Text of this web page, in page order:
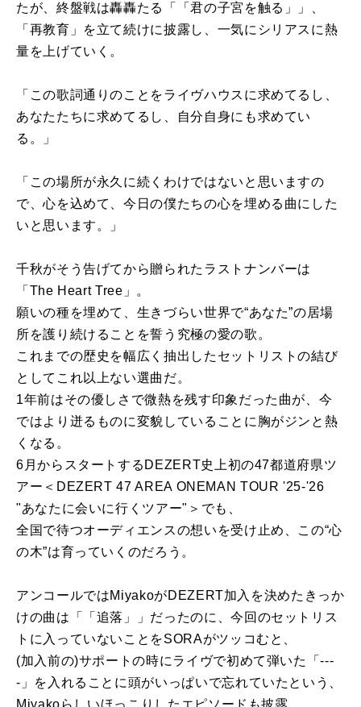
たが、終盤戦は轟轟たる「「君の子宮を触る」」、
「再教育」を立て続けに披露し、一気にシリアスに熱
量を上げていく。
「この歌詞通りのことをライヴハウスに求めてるし、
あなたたちに求めてるし、自分自身にも求めてい
る。」
「この場所が永久に続くわけではないと思いますの
で、心を込めて、今日の僕たちの心を埋める曲にした
いと思います。」
千秋がそう告げてから贈られたラストナンバーは
「The Heart Tree」。
願いの種を埋めて、生きづらい世界で“あなた”の居場
所を護り続けることを誓う究極の愛の歌。
これまでの歴史を幅広く抽出したセットリストの結び
としてこれ以上ない選曲だ。
1年前はその優しさで微熱を残す印象だった曲が、今
ではより迸るものに変貌していることに胸がジンと熱
くなる。
6月からスタートするDEZERT史上初の47都道府県ツ
アー＜DEZERT 47 AREA ONEMAN TOUR '25-'26
"あなたに会いに行くツアー"＞でも、
全国で待つオーディエンスの想いを受け止め、この“心
の木”は育っていくのだろう。
アンコールではMiyakoがDEZERT加入を決めたきっか
けの曲は「「追落」」だったのに、今回のセットリス
トに入っていないことをSORAがツッコむと、
(加入前の)サポートの時にライヴで初めて弾いた「---
-」を入れることに頭がいっぱいで忘れていたという、